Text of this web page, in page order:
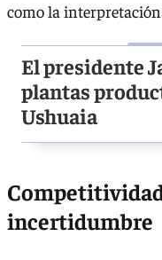
como la
El presidente
plantas
Ushuaia
incertidumbre